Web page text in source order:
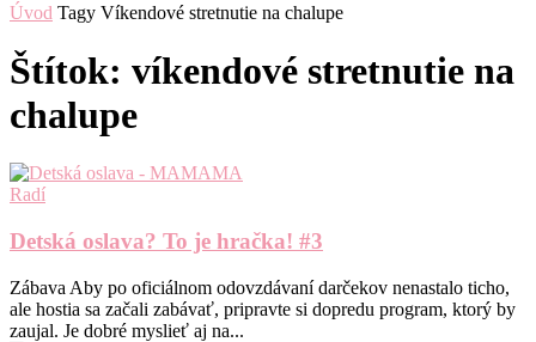
Úvod Tagy Víkendové stretnutie na chalupe
Štítok: víkendové stretnutie na
chalupe
Radí
Detská oslava? To je hračka! #3
Zábava Aby po oficiálnom odovzdávaní darčekov nenastalo ticho,
ale hostia sa začali zabávať, pripravte si dopredu program, ktorý by
zaujal. Je dobré myslieť aj na...